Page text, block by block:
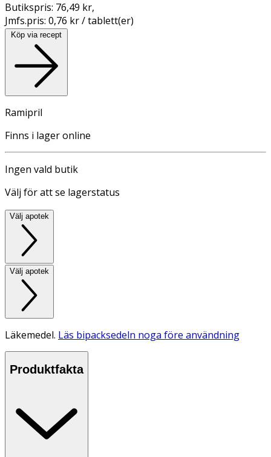
Butikspris: 76,49 kr,
Jmfs.pris: 0,76 kr / tablett(er)
Köp via recept
Ramipril
Finns i lager online
Ingen vald butik
Välj för att se lagerstatus
Välj apotek
Välj apotek
Läkemedel. Läs bipacksedeln noga före användning
Produktfakta